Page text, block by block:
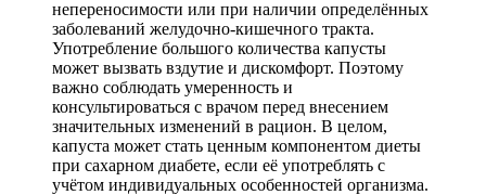
непереносимости или при наличии определённых
заболеваний желудочно-кишечного тракта.
Употребление большого количества капусты
может вызвать вздутие и дискомфорт. Поэтому
важно соблюдать умеренность и
консультироваться с врачом перед внесением
значительных изменений в рацион. В целом,
капуста может стать ценным компонентом диеты
при сахарном диабете, если её употреблять с
учётом индивидуальных особенностей организма.